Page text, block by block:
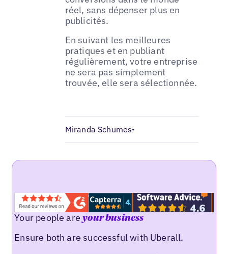
réel, sans dépenser plus en
publicités.
En suivant les meilleures
pratiques et en publiant
régulièrement, votre entreprise
ne sera pas simplement
trouvée, elle sera sélectionnée.
Miranda Schumes•
Your people areyour business
Ensure both are successful with Uberall.